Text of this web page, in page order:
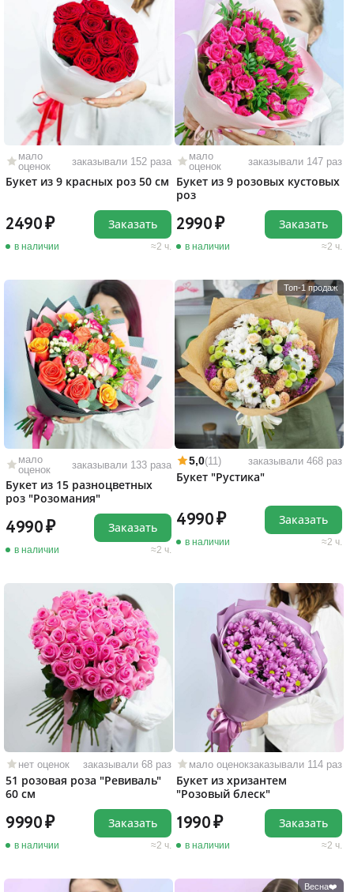
мало
оценок
заказывали 152 раза
Букет из 9 красных роз 50 см
2490
в наличии 2 ч.
Заказать
мало
оценок
заказывали 147 раз
Букет из 9 розовых кустовых
роз
2990
в наличии 2 ч.
Заказать
мало
оценок
заказывали 133 раза
Букет из 15 разноцветных
роз "Розомания"
4990
в наличии 2 ч.
Заказать
Топ-1 продаж
5,0(11) заказывали 468 раз
Букет "Рустика"
4990
в наличии 2 ч.
Заказать
нет оценок заказывали 68 раз
51 розовая роза "Ревиваль"
60 см
9990
в наличии 2 ч.
Заказать
мало оценокзаказывали 114 раз
Букет из хризантем
"Розовый блеск"
1990
в наличии 2 ч.
Заказать
Весна❤️